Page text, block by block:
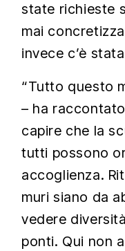
state richieste
mai
invece c’è
“Tutto questo
– ha
capire che la
tutti possono
accoglienza.
muri siano da
vedere
ponti. Qui non